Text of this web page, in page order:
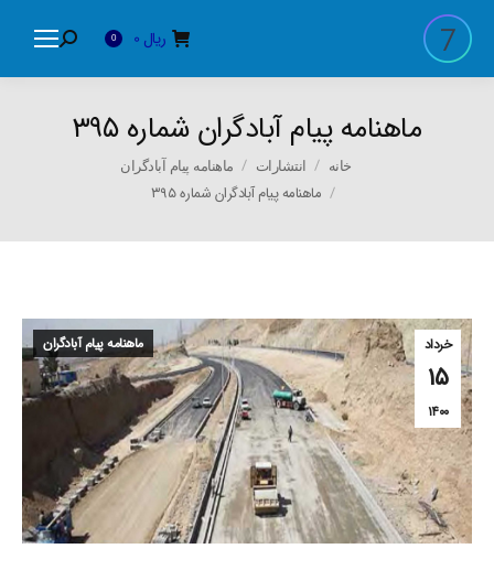
ریال 0
Search:
ماهنامه پیام آبادگران شماره ۳۹۵
خانه انتشارات ماهنامه پیام آبادگران
ماهنامه پیام آبادگران شماره ۳۹۵
خرداد
۱۵
۱۴۰۰
ماهنامه پیام آبادگران